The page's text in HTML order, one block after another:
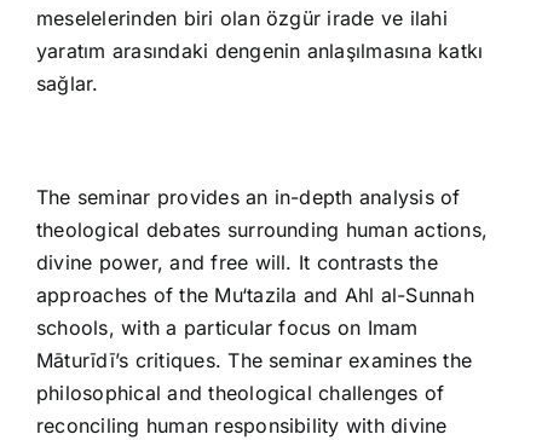
meselelerinden biri olan özgür irade ve ilahi
yaratım arasındaki dengenin anlaşılmasına katkı
sağlar.
The seminar provides an in-depth analysis of
theological debates surrounding human actions,
divine power, and free will. It contrasts the
approaches of the Mu‘tazila and Ahl al-Sunnah
schools, with a particular focus on Imam
Māturīdī’s critiques. The seminar examines the
philosophical and theological challenges of
reconciling human responsibility with divine